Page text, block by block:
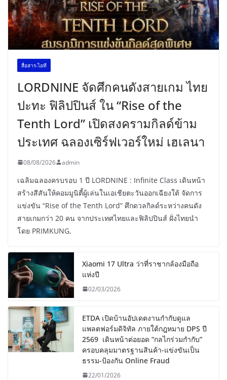
สื่อสาร-ไอที
LORDNINE จัดศึกคนดังสายเกม ไทย
ปะทะ ฟิลิปปินส์ ใน “Rise of the
Tenth Lord” เปิดสงครามกิลด์ข้าม
ประเทศ ฉลองเซิร์ฟเวอร์ใหม่ เฮเลนา
08/08/2026 admin
เฉลิมฉลองครบรอบ 1 ปี LORDNINE : Infinite Class เดินหน้า
สร้างสีสันให้คอมมูนิตี้ผู้เล่นในเอเชียตะวันออกเฉียงใต้ จัดการ
แข่งขัน “Rise of the Tenth Lord” ศึกดวลกิลด์ระหว่างคนดัง
สายเกมกว่า 20 คน จากประเทศไทยและฟิลิปปินส์ ฝั่งไทยนำ
โดย PRIMKUNG,
Xiaomi 17 Ultra ว่าที่ราชากล้องมือถือ
แห่งปี
02/03/2026
ETDA เปิดบ้านอัปเดตงานกำกับดูแล
แพลตฟอร์มดิจิทัล ภายใต้กฎหมาย DPS ปี
2569 เดินหน้าต่อยอด “กลไกร่วมกำกับ”
ครอบคลุมมาตรฐานสินค้า-แข่งขันเป็น
ธรรม-ป้องกัน Online Fraud
22/01/2026